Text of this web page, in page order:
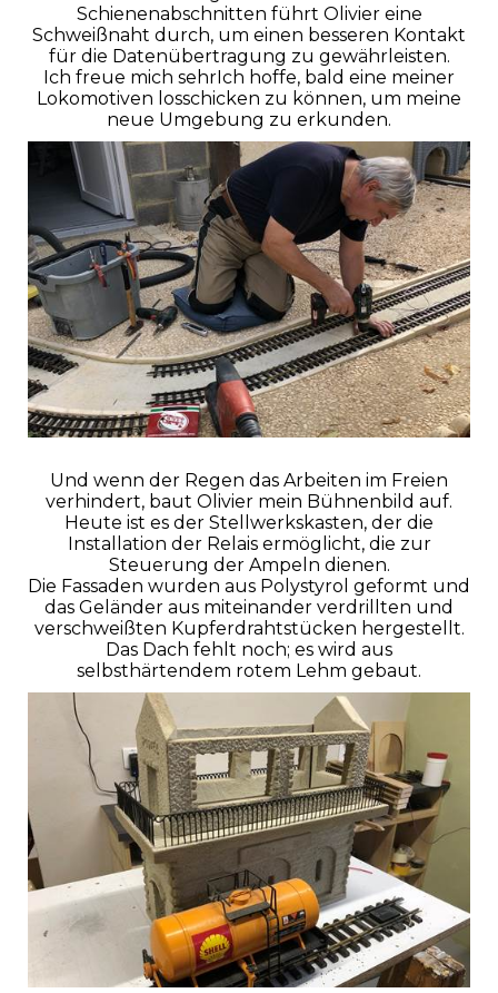
Schienenabschnitten führt Olivier eine
Schweißnaht durch, um einen besseren Kontakt
für die Datenübertragung zu gewährleisten.
Ich freue mich sehrIch hoffe, bald eine meiner
Lokomotiven losschicken zu können, um meine
neue Umgebung zu erkunden.
Und wenn der Regen das Arbeiten im Freien
verhindert, baut Olivier mein Bühnenbild auf.
Heute ist es der Stellwerkskasten, der die
Installation der Relais ermöglicht, die zur
Steuerung der Ampeln dienen.
Die Fassaden wurden aus Polystyrol geformt und
das Geländer aus miteinander verdrillten und
verschweißten Kupferdrahtstücken hergestellt.
Das Dach fehlt noch; es wird aus
selbsthärtendem rotem Lehm gebaut.